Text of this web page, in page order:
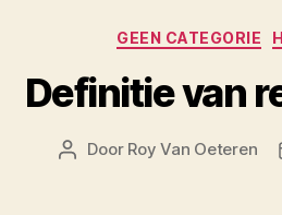
GEEN CATEGORIE
Definitie van
Berichtauteur
Door Roy Van Oeteren